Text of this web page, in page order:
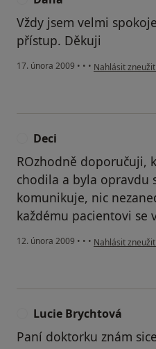
Vždy jsem velmi
přístup. Děkuji
17. února 2009 • • • podle názoru
Nahlásit
Deci
ROzhodně doporučuji,
chodila a byla opravdu
komunikuje, nic
každému pacientovi se
12. února 2009 • • • podle názoru
Nahlásit
Lucie Brychtová
Paní doktorku znám